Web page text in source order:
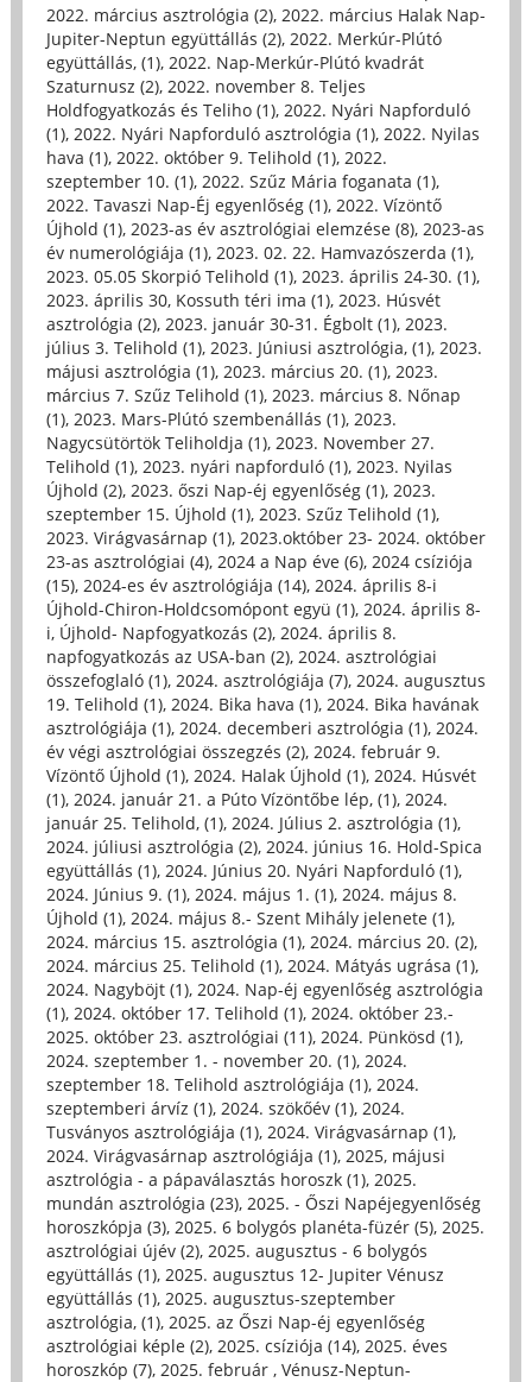
2022. március asztrológia (2), 2022. március Halak Nap-
Jupiter-Neptun együttállás (2), 2022. Merkúr-Plútó
együttállás, (1), 2022. Nap-Merkúr-Plútó kvadrát
Szaturnusz (2), 2022. november 8. Teljes
Holdfogyatkozás és Teliho (1), 2022. Nyári Napforduló
(1), 2022. Nyári Napforduló asztrológia (1), 2022. Nyilas
hava (1), 2022. október 9. Telihold (1), 2022.
szeptember 10. (1), 2022. Szűz Mária foganata (1),
2022. Tavaszi Nap-Éj egyenlőség (1), 2022. Vízöntő
Újhold (1), 2023-as év asztrológiai elemzése (8), 2023-as
év numerológiája (1), 2023. 02. 22. Hamvazószerda (1),
2023. 05.05 Skorpió Telihold (1), 2023. április 24-30. (1),
2023. április 30, Kossuth téri ima (1), 2023. Húsvét
asztrológia (2), 2023. január 30-31. Égbolt (1), 2023.
július 3. Telihold (1), 2023. Júniusi asztrológia, (1), 2023.
májusi asztrológia (1), 2023. március 20. (1), 2023.
március 7. Szűz Telihold (1), 2023. március 8. Nőnap
(1), 2023. Mars-Plútó szembenállás (1), 2023.
Nagycsütörtök Teliholdja (1), 2023. November 27.
Telihold (1), 2023. nyári napforduló (1), 2023. Nyilas
Újhold (2), 2023. őszi Nap-éj egyenlőség (1), 2023.
szeptember 15. Újhold (1), 2023. Szűz Telihold (1),
2023. Virágvasárnap (1), 2023.október 23- 2024. október
23-as asztrológiai (4), 2024 a Nap éve (6), 2024 csíziója
(15), 2024-es év asztrológiája (14), 2024. április 8-i
Újhold-Chiron-Holdcsomópont együ (1), 2024. április 8-
i, Újhold- Napfogyatkozás (2), 2024. április 8.
napfogyatkozás az USA-ban (2), 2024. asztrológiai
összefoglaló (1), 2024. asztrológiája (7), 2024. augusztus
19. Telihold (1), 2024. Bika hava (1), 2024. Bika havának
asztrológiája (1), 2024. decemberi asztrológia (1), 2024.
év végi asztrológiai összegzés (2), 2024. február 9.
Vízöntő Újhold (1), 2024. Halak Újhold (1), 2024. Húsvét
(1), 2024. január 21. a Púto Vízöntőbe lép, (1), 2024.
január 25. Telihold, (1), 2024. Július 2. asztrológia (1),
2024. júliusi asztrológia (2), 2024. június 16. Hold-Spica
együttállás (1), 2024. Június 20. Nyári Napforduló (1),
2024. Június 9. (1), 2024. május 1. (1), 2024. május 8.
Újhold (1), 2024. május 8.- Szent Mihály jelenete (1),
2024. március 15. asztrológia (1), 2024. március 20. (2),
2024. március 25. Telihold (1), 2024. Mátyás ugrása (1),
2024. Nagyböjt (1), 2024. Nap-éj egyenlőség asztrológia
(1), 2024. október 17. Telihold (1), 2024. október 23.-
2025. október 23. asztrológiai (11), 2024. Pünkösd (1),
2024. szeptember 1. - november 20. (1), 2024.
szeptember 18. Telihold asztrológiája (1), 2024.
szeptemberi árvíz (1), 2024. szökőév (1), 2024.
Tusványos asztrológiája (1), 2024. Virágvasárnap (1),
2024. Virágvasárnap asztrológiája (1), 2025, májusi
asztrológia - a pápaválasztás horoszk (1), 2025.
mundán asztrológia (23), 2025. - Őszi Napéjegyenlőség
horoszkópja (3), 2025. 6 bolygós planéta-füzér (5), 2025.
asztrológiai újév (2), 2025. augusztus - 6 bolygós
együttállás (1), 2025. augusztus 12- Jupiter Vénusz
együttállás (1), 2025. augusztus-szeptember
asztrológia, (1), 2025. az Őszi Nap-éj egyenlőség
asztrológiai képle (2), 2025. csíziója (14), 2025. éves
horoszkóp (7), 2025. február , Vénusz-Neptun-